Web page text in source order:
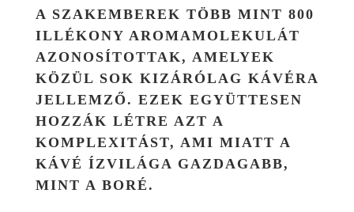
A SZAKEMBEREK TÖBB MINT 800
ILLÉKONY AROMAMOLEKULÁT
AZONOSÍTOTTAK, AMELYEK
KÖZÜL SOK KIZÁRÓLAG KÁVÉRA
JELLEMZŐ. EZEK EGYÜTTESEN
HOZZÁK LÉTRE AZT A
KOMPLEXITÁST, AMI MIATT A
KÁVÉ ÍZVILÁGA GAZDAGABB,
MINT A BORÉ.